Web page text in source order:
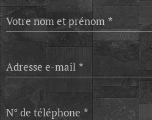
Votre nom et prénom
Adresse e-mail
N° de téléphone